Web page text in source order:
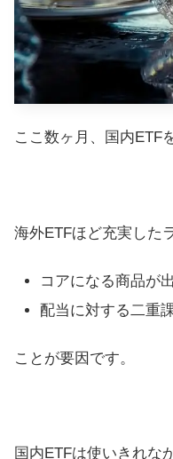
ここ数ヶ月、国内ETF
海外ETFほど充実した
コアになる商品が
配当に対する二重
ことが要因です。
国内ETFは使いきれな